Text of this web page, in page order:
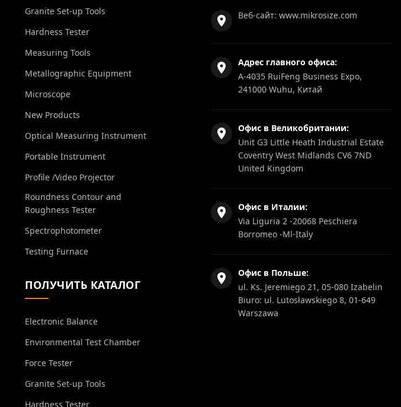
Granite Set-up Tools
Hardness Tester
Measuring Tools
Metallographic Equipment
Microscope
New Products
Optical Measuring Instrument
Portable Instrument
Profile /Video Projector
Roundness Contour and
Roughness Tester
Spectrophotometer
Testing Furnace
ПОЛУЧИТЬ КАТАЛОГ
Electronic Balance
Environmental Test Chamber
Force Tester
Granite Set-up Tools
Hardness Tester
Веб-сайт: www.mikrosize.com
Адрес главного офиса:
A-4035 RuiFeng Business Expo,
241000 Wuhu, Китай
Офис в Великобритании:
Unit G3 Little Heath Industrial Estate
Coventry West Midlands CV6 7ND
United Kingdom
Офис в Италии:
Via Liguria 2 -20068 Peschiera
Borromeo -Ml-Italy
Офис в Польше:
ul. Ks. Jeremiego 21, 05-080 Izabelin
Biuro: ul. Lutosławskiego 8, 01-649
Warszawa